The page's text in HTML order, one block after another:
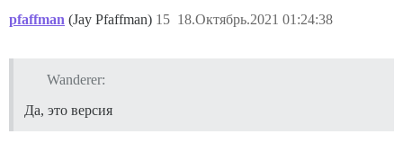
pfaffman (Jay Pfaffman) 18.Октябрь.2021 01:24:38
15
Wanderer:
Да, это версия